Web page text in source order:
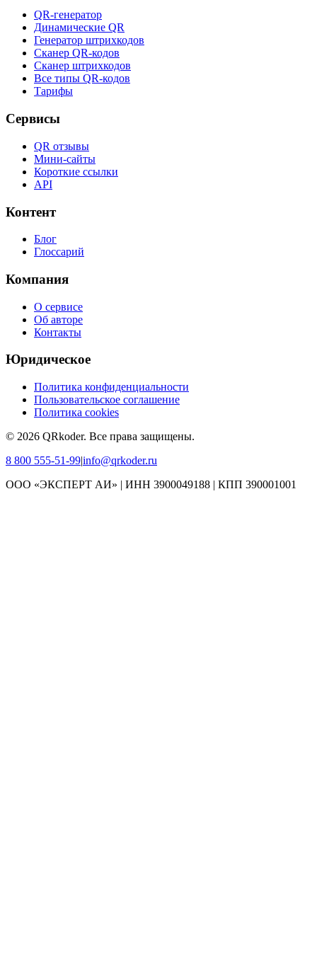
QR-генератор
Динамические QR
Генератор штрихкодов
Сканер QR-кодов
Сканер штрихкодов
Все типы QR-кодов
Тарифы
Сервисы
QR отзывы
Мини-сайты
Короткие ссылки
API
Контент
Блог
Глоссарий
Компания
О сервисе
Об авторе
Контакты
Юридическое
Политика конфиденциальности
Пользовательское соглашение
Политика cookies
© 2026 QRkoder. Все права защищены.
8 800 555-51-99|info@qrkoder.ru
ООО «ЭКСПЕРТ АИ» | ИНН 3900049188 | КПП 390001001